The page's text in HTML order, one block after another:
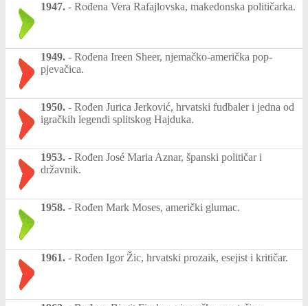
1947. - Rođena Vera Rafajlovska, makedonska političarka.
1949. - Rođena Ireen Sheer, njemačko-američka pop-
pjevačica.
1950. - Rođen Jurica Jerković, hrvatski fudbaler i jedna od
igračkih legendi splitskog Hajduka.
1953. - Rođen José Maria Aznar, španski političar i
državnik.
1958. - Rođen Mark Moses, američki glumac.
1961. - Rođen Igor Žic, hrvatski prozaik, esejist i kritičar.